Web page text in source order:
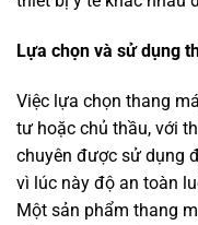
Lựa chọn và sử dụng
Việc lựa chọn thang
tư hoặc chủ thầu, với
chuyên được sử dụng
vì lúc này độ an toàn
Một sản phẩm thang